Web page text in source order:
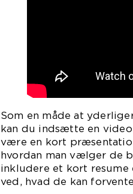
Som en måde at
kan du indsætte en
være en kort
hvordan man vælger de
inkludere et kort resume
ved, hvad de kan